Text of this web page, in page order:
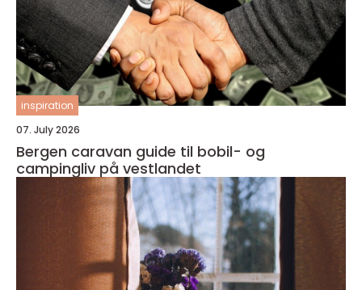
inspiration
07. July 2026
Bergen caravan guide til bobil- og
campingliv på vestlandet